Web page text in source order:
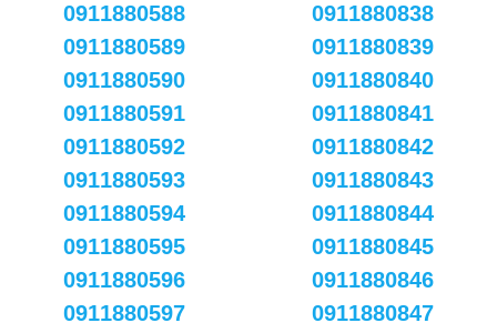
0911880588
0911880589
0911880590
0911880591
0911880592
0911880593
0911880594
0911880595
0911880596
0911880597
0911880838
0911880839
0911880840
0911880841
0911880842
0911880843
0911880844
0911880845
0911880846
0911880847